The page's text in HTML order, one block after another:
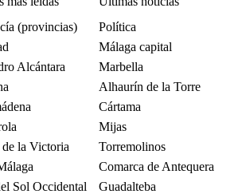
(provincias)
Política
Málaga capital
Alcántara
Marbella
Alhaurín de la Torre
Cártama
Mijas
la Victoria
Torremolinos
Comarca de Antequera
Sol Occidental
Guadalteba